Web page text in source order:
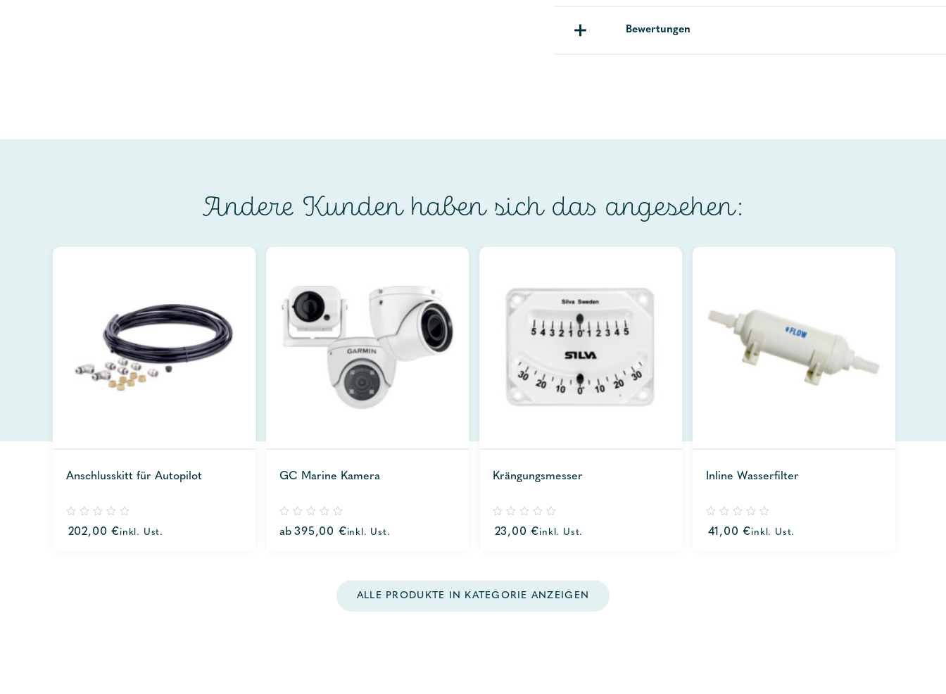
Bewertungen
Andere Kunden haben sich das angesehen:
Anschlusskitt für Autopilot
out
202,00€inkl. Ust.
GC Marine Kamera
out
ab 395,00 €inkl. Ust.
Krängungsmesser
out
23,00€inkl. Ust.
Inline Wasserfilter
out
41,00€inkl. Ust.
ALLE PRODUKTE IN KATEGORIE ANZEIGEN